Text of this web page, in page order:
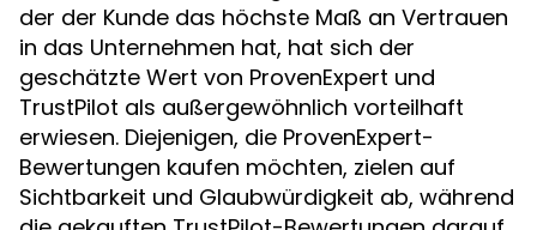
der der Kunde das höchste Maß an Vertrauen
in das Unternehmen hat, hat sich der
geschätzte Wert von ProvenExpert und
TrustPilot als außergewöhnlich vorteilhaft
erwiesen. Diejenigen, die ProvenExpert-
Bewertungen kaufen möchten, zielen auf
Sichtbarkeit und Glaubwürdigkeit ab, während